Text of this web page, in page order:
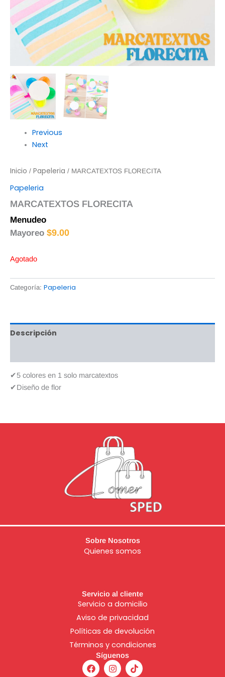
Previous
Next
Inicio / Papeleria / MARCATEXTOS FLORECITA
Papeleria
MARCATEXTOS FLORECITA
Menudeo
Mayoreo $9.00
Agotado
Categoría: Papeleria
Descripción
✔5 colores en 1 solo marcatextos
✔Diseño de flor
Sobre Nosotros
Quienes somos
Servicio al cliente
Servicio a domicilio
Aviso de privacidad
Políticas de devolución
Términos y condiciones
Síguenos
F
a
I
n
T
i